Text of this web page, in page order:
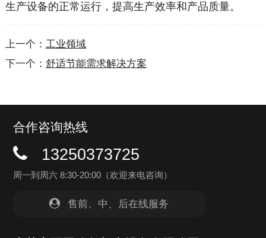
生产设备的正常运行，提高生产效率和产品质量。
上一个： 工业领域
下一个： 舒适节能需求解决方案
合作咨询热线
13250373725
周一到周六 8:30-20:00（欢迎来电咨询）
售前、中、后在线服务